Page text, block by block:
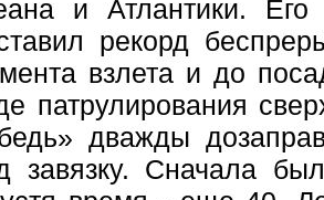
и Атлантики.
рекорд
взлета и до
патрулирования
дважды
завязку. Сначала